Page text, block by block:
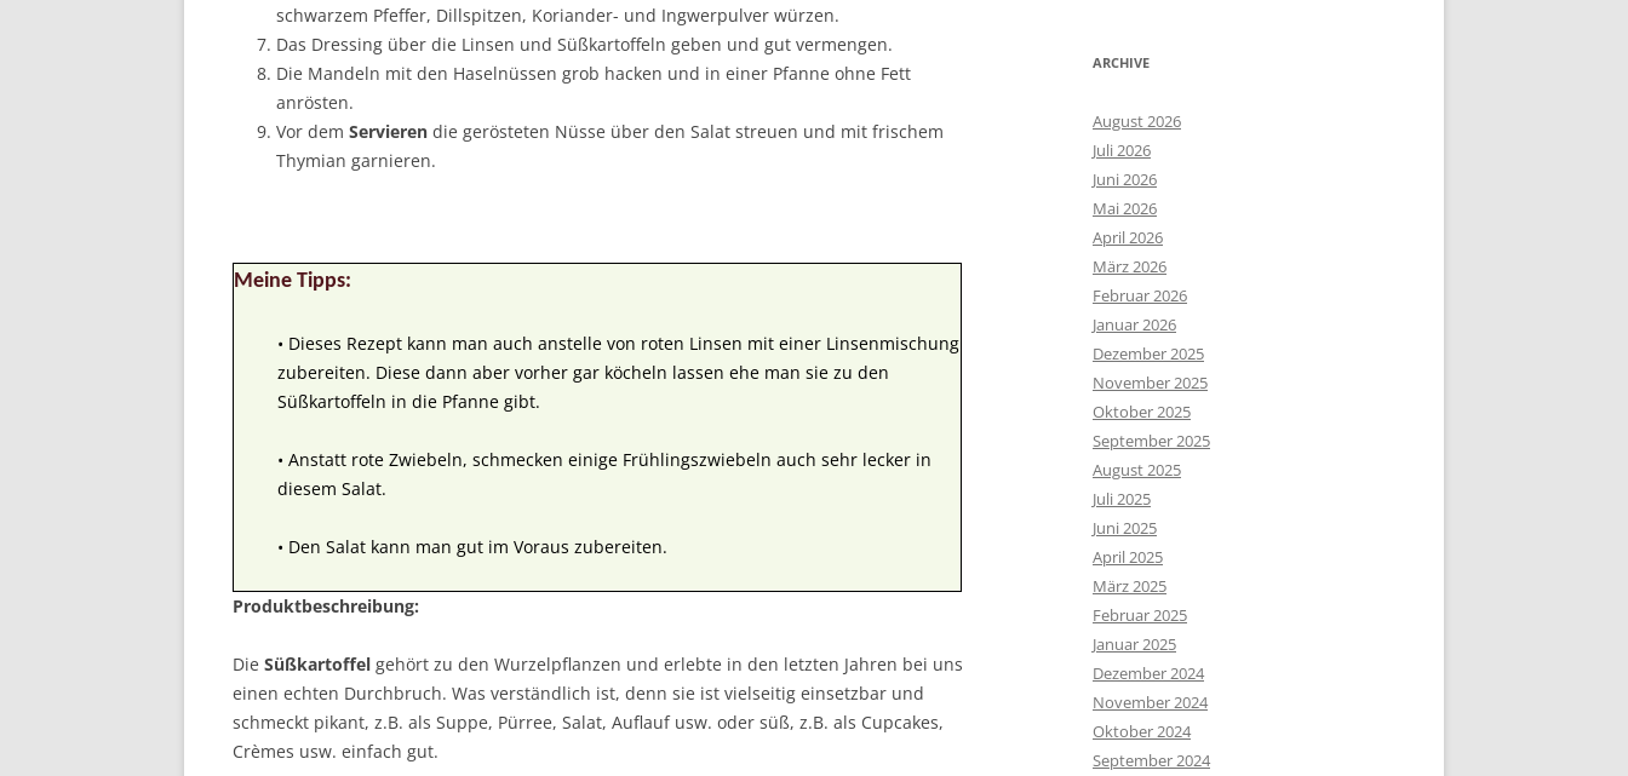
schwarzem Pfeffer, Dillspitzen, Koriander- und Ingwerpulver würzen.
Das Dressing über die Linsen und Süßkartoffeln geben und gut vermengen.
Die Mandeln mit den Haselnüssen grob hacken und in einer Pfanne ohne Fett
anrösten.
Vor dem Servieren die gerösteten Nüsse über den Salat streuen und mit frischem
Thymian garnieren.
Meine Tipps:
• Dieses Rezept kann man auch anstelle von roten Linsen mit einer Linsenmischung
zubereiten. Diese dann aber vorher gar köcheln lassen ehe man sie zu den
Süßkartoffeln in die Pfanne gibt.
• Anstatt rote Zwiebeln, schmecken einige Frühlingszwiebeln auch sehr lecker in
diesem Salat.
• Den Salat kann man gut im Voraus zubereiten.
Produktbeschreibung:
Die Süßkartoffel gehört zu den Wurzelpflanzen und erlebte in den letzten Jahren bei uns
einen echten Durchbruch. Was verständlich ist, denn sie ist vielseitig einsetzbar und
schmeckt pikant, z.B. als Suppe, Pürree, Salat, Auflauf usw. oder süß, z.B. als Cupcakes,
Crèmes usw. einfach gut.
ARCHIVE
August 2026
Juli 2026
Juni 2026
Mai 2026
April 2026
März 2026
Februar 2026
Januar 2026
Dezember 2025
November 2025
Oktober 2025
September 2025
August 2025
Juli 2025
Juni 2025
April 2025
März 2025
Februar 2025
Januar 2025
Dezember 2024
November 2024
Oktober 2024
September 2024